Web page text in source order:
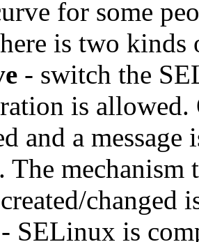
for some
is two kinds
- switch the
is
and a
The
changed
- SELinux is